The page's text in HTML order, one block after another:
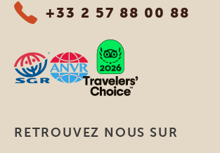
+33 2 57 88 00 88
RETROUVEZ NOUS SUR